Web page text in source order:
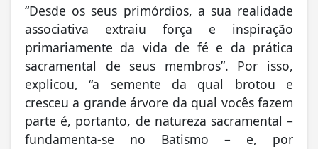
“Desde os seus primórdios, a sua realidade
associativa extraiu força e inspiração
primariamente da vida de fé e da prática
sacramental de seus membros”. Por isso,
explicou, “a semente da qual brotou e
cresceu a grande árvore da qual vocês fazem
parte é, portanto, de natureza sacramental –
fundamenta-se no Batismo – e, por